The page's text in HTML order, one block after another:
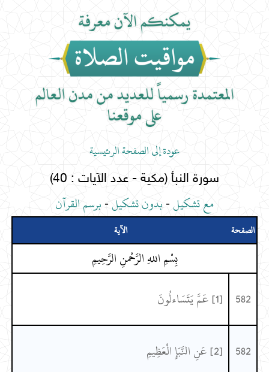
عودة إلى الصفحة الرئيسية
سورة النبأ (مكية - عدد الآيات : 40)
مع تشكيل-بدون تشكيل-برسم القرآن
الصفحة الآية
بِسْمِ اللهِ الرَّحْمنِ الرَّحِيمِ
582
[1] عَمَّ يَتَسَاءلُونَ
582 [2] عَنِ النَّبَإِ الْعَظِيمِ